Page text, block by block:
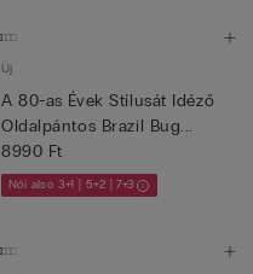
Új
A 80-as Évek Stílusát Idéző
Oldalpántos Brazil Bug...
8990 Ft
Női alsó 3+1 | 5+2 | 7+3